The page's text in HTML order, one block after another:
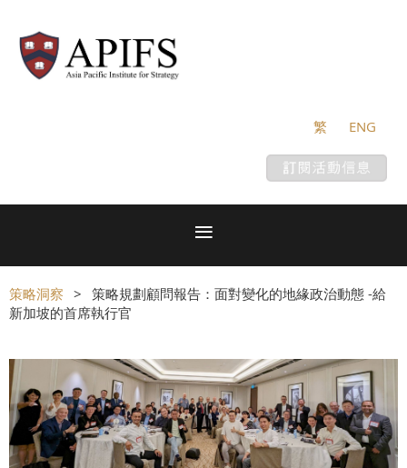
繁 ENG
策略洞察
策略規劃顧問報告：面對變化的地緣政治動態 -給
新加坡的首席執行官